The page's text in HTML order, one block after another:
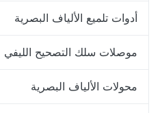
أدوات تلميع الألياف البصرية
موصلات سلك التصحيح الليفي
محولات الألياف البصرية